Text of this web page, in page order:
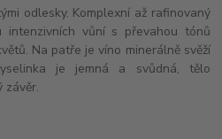
odlesky. Komplexní až rafinovaný
vůní s převahou tónů
Na patře je víno minerálně svěží
je jemná a svůdná, tělo
závěr.